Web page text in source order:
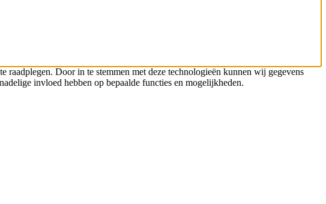
Door in te stemmen met deze technologieën kunnen wij gegevens
invloed hebben op bepaalde functies en mogelijkheden.